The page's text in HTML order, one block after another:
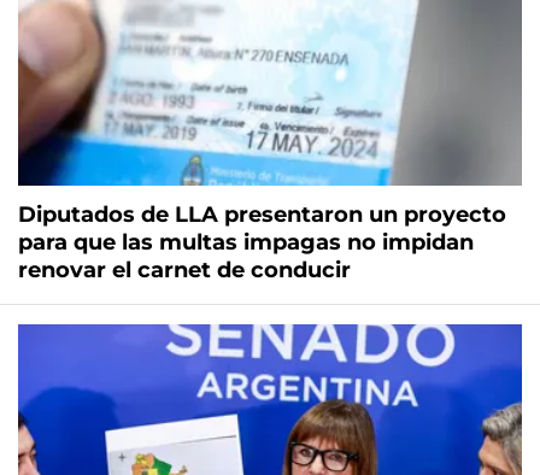
Diputados de LLA presentaron un proyecto
para que las multas impagas no impidan
renovar el carnet de conducir